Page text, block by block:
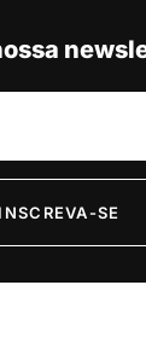
INSCREVA-SE